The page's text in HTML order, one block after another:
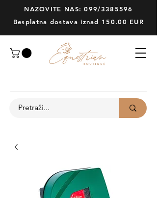
NAZOVITE NAS: 099/3385596
Besplatna dostava iznad 150.00 EUR